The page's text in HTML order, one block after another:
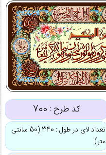
کد طرح : 700
تعداد لای در طول : 340 (50 سانتی
متر)